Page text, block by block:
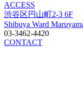
ACCESS
渋谷区円山町2-3 6F
Shibuya Ward
03-3462-4420
CONTACT